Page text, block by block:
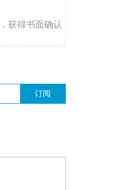
，获得书面确认
订阅